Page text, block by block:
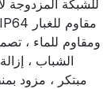
للشبكة المزدوجة
ومقاوم للماء ،
الشباب ،
مبتكر ، مزود